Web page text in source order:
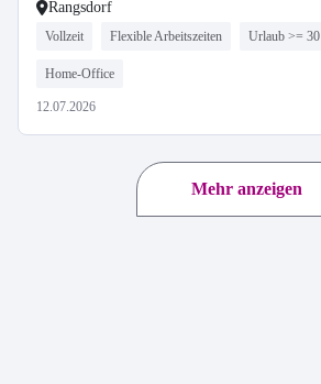
Rangsdorf
Vollzeit Flexible Arbeitszeiten Urlaub >= 30
Home-Office
12.07.2026
Mehr anzeigen